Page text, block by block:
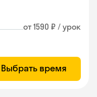
от 1590 ₽ / урок
Выбрать время